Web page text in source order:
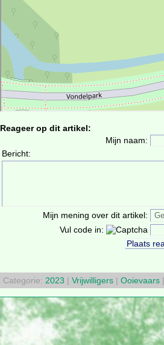
Reageer op dit artikel:
Mijn naam:
Bericht:
Mijn mening over dit artikel:
Vul code in:
Categorie: 2023 | Vrijwilligers| Ooievaars|